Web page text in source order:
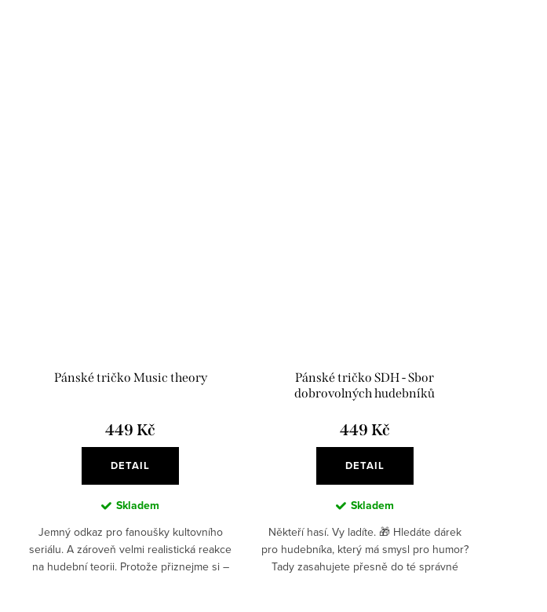
Pánské tričko Music theory
449 Kč
DETAIL
Skladem
Jemný odkaz pro fanoušky kultovního
seriálu. A zároveň velmi realistická reakce
na hudební teorii. Protože přiznejme si –
Pánské tričko SDH - Sbor
dobrovolných hudebníků
449 Kč
DETAIL
Skladem
Někteří hasí. Vy ladíte. 🎁 Hledáte dárek
pro hudebníka, který má smysl pro humor?
Tady zasahujete přesně do té správné